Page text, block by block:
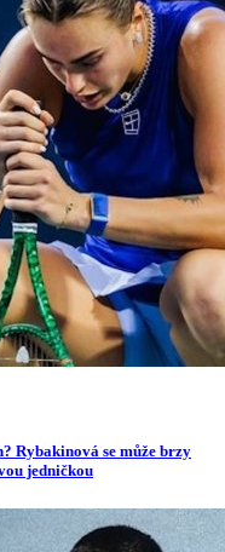
Rybakinová se může brzy
jedničkou